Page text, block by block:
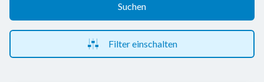
Suchen
Filter einschalten